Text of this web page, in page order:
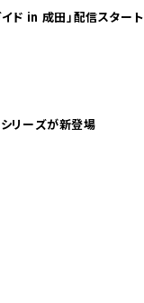
ド in 成田」配信スタート
着よう！」シリーズが新登場